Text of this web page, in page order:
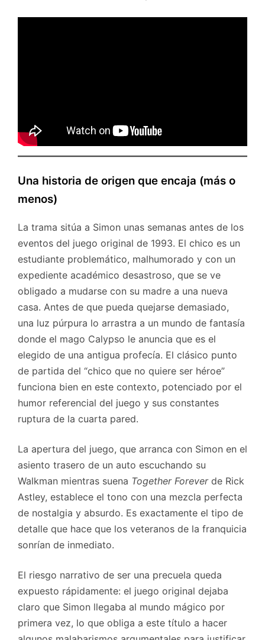
Una historia de origen que encaja (más o
menos)
La trama sitúa a Simon unas semanas antes de los
eventos del juego original de 1993. El chico es un
estudiante problemático, malhumorado y con un
expediente académico desastroso, que se ve
obligado a mudarse con su madre a una nueva
casa. Antes de que pueda quejarse demasiado,
una luz púrpura lo arrastra a un mundo de fantasía
donde el mago Calypso le anuncia que es el
elegido de una antigua profecía. El clásico punto
de partida del “chico que no quiere ser héroe”
funciona bien en este contexto, potenciado por el
humor referencial del juego y sus constantes
ruptura de la cuarta pared.
La apertura del juego, que arranca con Simon en el
asiento trasero de un auto escuchando su
Walkman mientras suena Together Foreverde Rick
Astley, establece el tono con una mezcla perfecta
de nostalgia y absurdo. Es exactamente el tipo de
detalle que hace que los veteranos de la franquicia
sonrían de inmediato.
El riesgo narrativo de ser una precuela queda
expuesto rápidamente: el juego original dejaba
claro que Simon llegaba al mundo mágico por
primera vez, lo que obliga a este título a hacer